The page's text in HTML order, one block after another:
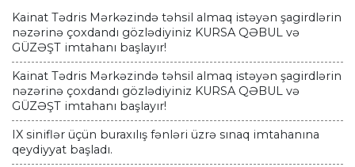
Kainat Tədris Mərkəzində təhsil almaq istəyən şagirdlərin
nəzərinə çoxdandı gözlədiyiniz KURSA QƏBUL və
GÜZƏŞT imtahanı başlayır!
Kainat Tədris Mərkəzində təhsil almaq istəyən şagirdlərin
nəzərinə çoxdandı gözlədiyiniz KURSA QƏBUL və
GÜZƏŞT imtahanı başlayır!
IX siniflər üçün buraxılış fənləri üzrə sınaq imtahanına
qeydiyyat başladı.